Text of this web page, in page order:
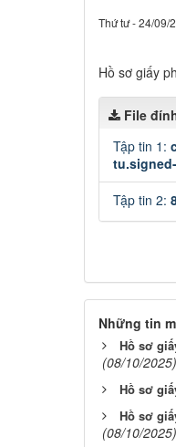
Thứ tư - 24/09/
Hồ sơ giấy
File
Tập tin 1:
Tập tin 2:
Những tin
Hồ sơ
(08/10/2025)
Hồ sơ
Hồ sơ
(08/10/2025)